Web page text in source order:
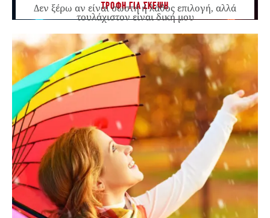
ΤΡΟΦΗ ΓΙΑ ΣΚΕΨΗ
Δεν ξέρω αν είναι σωστή ή λάθος επιλογή, αλλά
τουλάχιστον είναι δική μου